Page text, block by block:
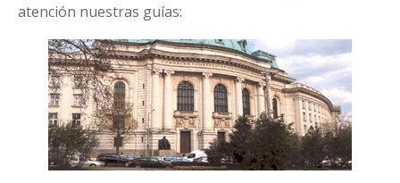
atención nuestras guías: